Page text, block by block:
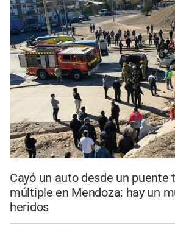
Cayó un auto desde un puente
múltiple en Mendoza: hay un
heridos